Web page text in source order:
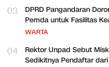
03
DPRD Pangandaran
Pemda untuk Fasilitas
WARTA
04
Rektor Unpad Sebut
Sedikitnya Pendaftar